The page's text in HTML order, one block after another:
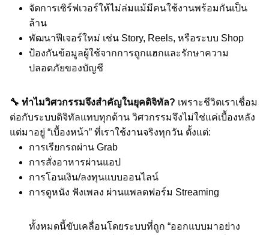
จัดการเซิร์ฟเวอร์ให้ไม่ล่มแม้มีคนใช้งานพร้อมกันเป็น
ล้าน
พัฒนาฟีเจอร์ใหม่ เช่น Story, Reels, หรือระบบ Shop
ป้องกันข้อมูลผู้ใช้จากการถูกแฮกและรักษาความ
ปลอดภัยของบัญชี
🔧 ทำไมวิศวกรรมจึงสำคัญในยุคดิจิทัล? เพราะชีวิตเราเชื่อม
ต่อกับระบบดิจิทัลแทบทุกด้าน วิศวกรรมจึงไม่ใช่แค่เบื้องหลัง
แต่มาอยู่ “เบื้องหน้า” ที่เราใช้งานจริงทุกวัน ตั้งแต่:
การเรียกรถผ่าน Grab
การสั่งอาหารผ่านแอป
การโอนเงิน/ลงทุนแบบออนไลน์
การดูหนัง ฟังเพลง ผ่านแพลตฟอร์ม Streaming
ทั้งหมดนี้ขับเคลื่อนโดยระบบที่ถูก “ออกแบบมาอย่าง